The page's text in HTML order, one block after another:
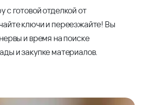
с готовой отделкой от
ключи и переезжайте! Вы
и время на поиске
и закупке материалов.